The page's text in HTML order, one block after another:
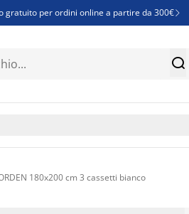
gratuito per ordini online a partire da 300€
il piano di rimborso più adatto a te 
180x200 cm 3 cassetti bianco